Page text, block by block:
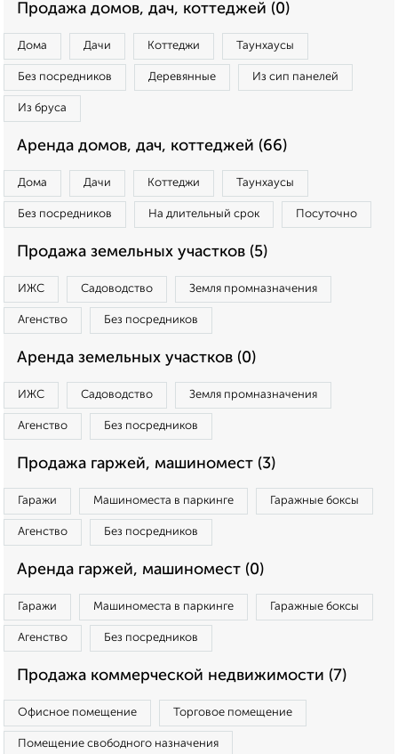
Продажа домов, дач, коттеджей (0)
Дома Дачи Коттеджи Таунхаусы
Без посредников Деревянные Из сип панелей
Из бруса
Аренда домов, дач, коттеджей (66)
Дома Дачи Коттеджи Таунхаусы
Без посредников На длительный срок Посуточно
Продажа земельных участков (5)
ИЖС Садоводство Земля промназначения
Агенство Без посредников
Аренда земельных участков (0)
ИЖС Садоводство Земля промназначения
Агенство Без посредников
Продажа гаржей, машиномест (3)
Гаражи Машиноместа в паркинге Гаражные боксы
Агенство Без посредников
Аренда гаржей, машиномест (0)
Гаражи Машиноместа в паркинге Гаражные боксы
Агенство Без посредников
Продажа коммерческой недвижимости (7)
Офисное помещение Торговое помещение
Помещение свободного назначения